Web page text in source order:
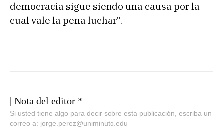
democracia sigue siendo una causa por la
cual vale la pena luchar”.
| Nota del editor *
Si usted tiene algo para decir sobre esta publicación, escriba un
correo a: jorge.perez@uniminuto.edu